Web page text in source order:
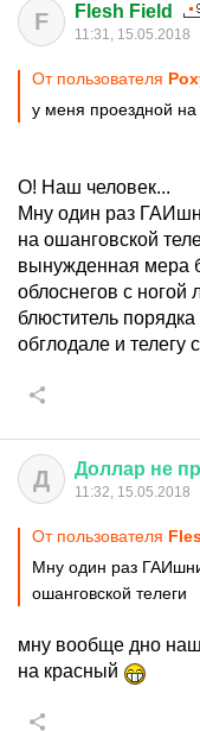
F Flesh Field
11:31, 15.05.2018
От пользователя
у меня проездной на
О! Наш человек...
Мну один раз
на ошанговской
вынужденная мера
облоснегов с ногой
блюститель
обглодале и телегу
Д Доллар не
11:32, 15.05.2018
От пользователя
Мну один раз
ошанговской телеги
мну вообще дно
на красный